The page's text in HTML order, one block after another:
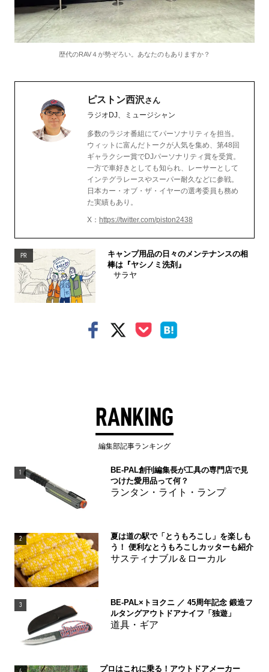
歴代のRAV４が勢ぞろい。あなたのもありますか？
ピストン西沢さん
ラジオDJ、ミュージシャン
多数のラジオ番組にてパーソナリティを担当。
ウィットに富んだトークが人気を集め、第48回
ギャラクシー賞でDJパーソナリティ賞を受賞。
一方で車好きとしても知られ、レーサーとして
インテグラレースやスーパー耐久などに参戦。
日本カー・オブ・ザ・イヤーの選考委員も務め
た実績もあり。
X： https://twitter.com/piston2438
PR
キャンプ用品の日々のメンテナンスの相
棒は『ヤシノミ洗剤』
サラヤ
RANKING
編集部記事ランキング
1
BE-PAL創刊編集長が工具の専門店で見
つけた愛用品って何？
ランタン・ライト・ランプ
2
夏は道の駅で「とうもろこし」を楽しも
う！ 便利なとうもろこしカッターも紹介
サスティナブル＆ローカル
3
BE-PAL×トヨクニ ／ 45周年記念 鍛造フ
ルタングアウトドアナイフ「独遊」
道具・ギア
プロはこれに乗る！アウトドアメーカー